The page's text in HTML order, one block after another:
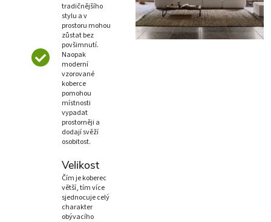
tradičnějšího
stylu a v
prostoru mohou
zůstat bez
povšimnutí.
Naopak
moderní
vzorované
koberce
pomohou
místnosti
vypadat
prostorněji a
dodají svěží
osobitost.
Velikost
Čím je koberec
větší, tím více
sjednocuje celý
charakter
obývacího